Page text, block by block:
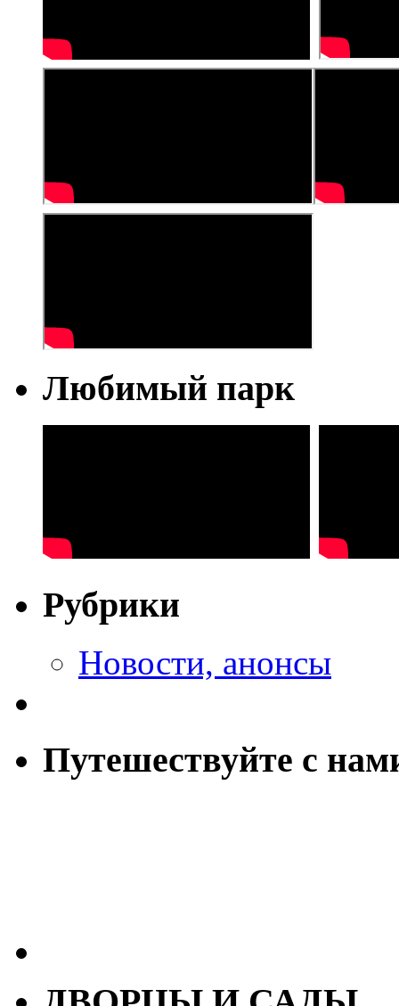
Любимый парк
Рубрики
Новости, анонсы
Путешествуйте с